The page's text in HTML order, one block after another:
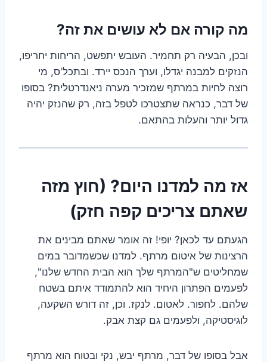
מה קורה אם לא עושים את זה?
ובכן, הבעיה רק תחמיר. העובש יתפשט, הריחות יחריפו,
הנזקים למבנה יגדלו, וערך הנכס יירד. ובתכל'ס, מי
רוצה לחיות במרתף שמזכיר מערה ניאנדרטלית? בסופו
של דבר, כנראה שתצטרכו לטפל בזה, רק שהנזק יהיה
גדול יותר והעלות בהתאם.
אז מה למדנו היום? (חוץ מזה
שאתם צריכים קפה חזק)
הגעתם עד לכאן? יופי! זה אומר שאתם מבינים את
הרצינות של איטום מרתף. למדנו שכשמדובר במים
שמחליטים ש"המרתף שלך הוא הבית החדש שלנו",
לפעמים הפתרון היחיד הוא להתמודד איתם בשטח
שלהם. לחפור. לאטום. לנקז. וכן, זה דורש השקעה,
לוגיסטיקה, ולפעמים גם קצת אבק.
אבל בסופו של דבר, מרתף יבש, נקי ובטוח הוא מרתף